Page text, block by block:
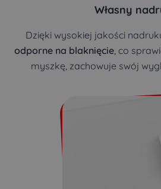
Własny
Dzięki wysokiej jakości
odporne na blaknięcie, co
myszkę, zachowuje swój